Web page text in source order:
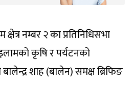
नम्बर २ का प्रतिनिधिसभा
कृषि र पर्यटनको
बालेन्द्र शाह (बालेन) समक्ष ब्रिफिङ